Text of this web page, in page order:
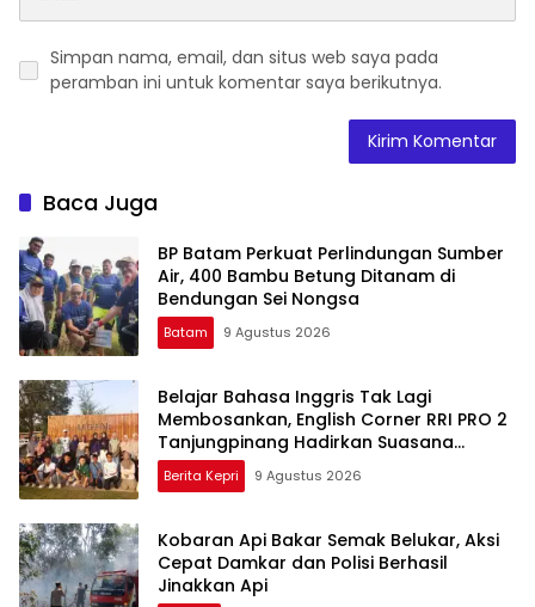
Simpan nama, email, dan situs web saya pada
peramban ini untuk komentar saya berikutnya.
Baca Juga
BP Batam Perkuat Perlindungan Sumber
Air, 400 Bambu Betung Ditanam di
Bendungan Sei Nongsa
Batam 9 Agustus 2026
Belajar Bahasa Inggris Tak Lagi
Membosankan, English Corner RRI PRO 2
Tanjungpinang Hadirkan Suasana
Interaktif
Berita Kepri 9 Agustus 2026
Kobaran Api Bakar Semak Belukar, Aksi
Cepat Damkar dan Polisi Berhasil
Jinakkan Api